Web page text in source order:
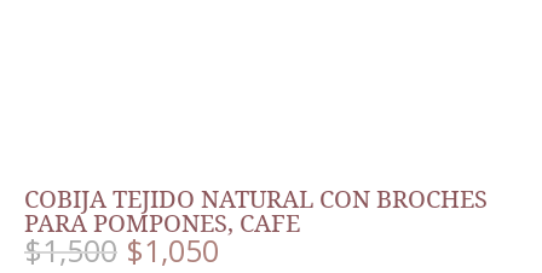
COBIJA TEJIDO NATURAL CON BROCHES
PARA POMPONES, CAFE
$1,500 $1,050